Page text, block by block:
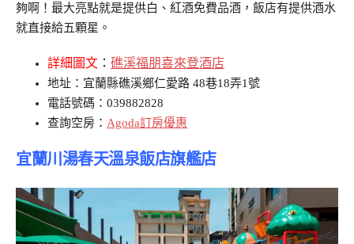
夠啊！最大亮點就是提供白、紅酒免費品酒，飯店有提供酒水
就直接給五顆星。
詳細圖文 ： 礁溪福朋喜來登酒店
地址：宜蘭縣礁溪鄉仁愛路 48巷18弄1號
電話號碼：039882828
查詢空房： Agoda訂房優惠
宜蘭川湯春天溫泉飯店旗艦店